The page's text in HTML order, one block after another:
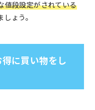
値段設定がされている
ょう。
に買い物をし